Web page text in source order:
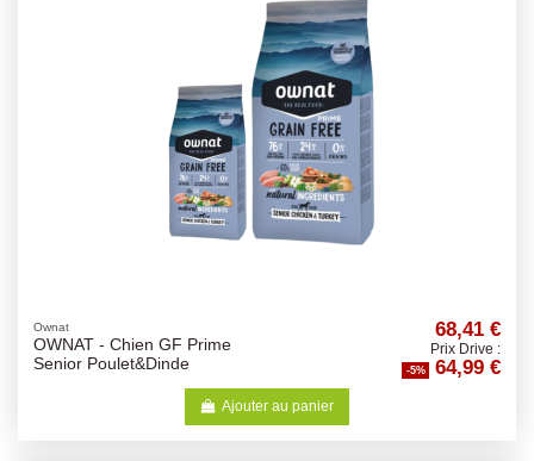
Ownat
OWNAT - Chien GF Prime
Senior Poulet&Dinde
68,41 €
Prix Drive :
-5% 64,99 €
Ajouter au panier